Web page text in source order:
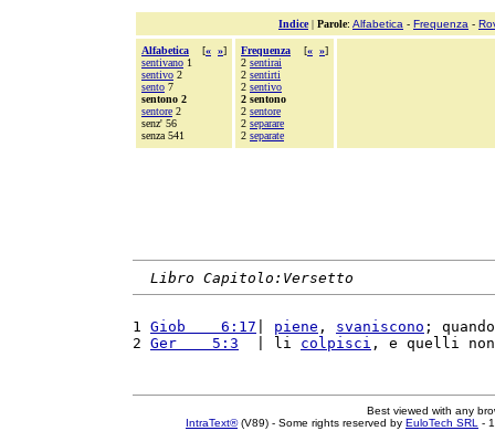
Indice| Parole: Alfabetica - Frequenza -
Alfabetica [« »]
sentivano 1
sentivo 2
sento 7
sentono 2
sentore 2
senz' 56
senza 541
Frequenza [« »]
2 sentirai
2 sentirti
2 sentivo
2 sentono
2 sentore
2 separare
2 separate
Libro Capitolo:Versetto
1 Giob    6:17 piene , svaniscono ;
2 Ger    5:3
  | li
colpisci , e quelli
Best viewed with any
IntraText®(V89) - Some rights reserved by EuloTech SRL -